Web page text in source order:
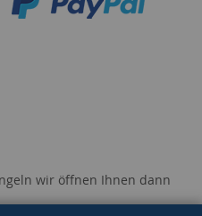
wir öffnen Ihnen dann